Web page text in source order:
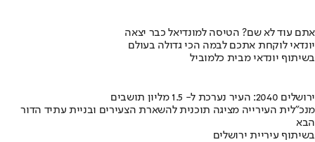
אתם עוד לא שם? הטיסה למונדיאל כבר יצאה
יונדאי לוקחת אתכם לבמה הכי גדולה בעולם
בשיתוף יונדאי מבית כלמוביל
ירושלים 2040: העיר נערכת ל- 1.5 מליון תושבים
מנכ"לית העירייה מציגה תוכנית להשארת הצעירים ובניית עתיד הדור
הבא
בשיתוף עיריית ירושלים